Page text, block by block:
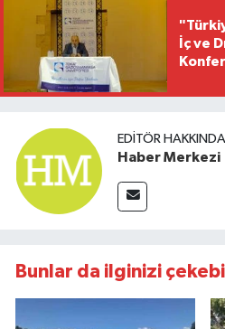
İç ve
EDITÖR HAKKINDA
Haber Merkezi
Bunlar da ilginizi